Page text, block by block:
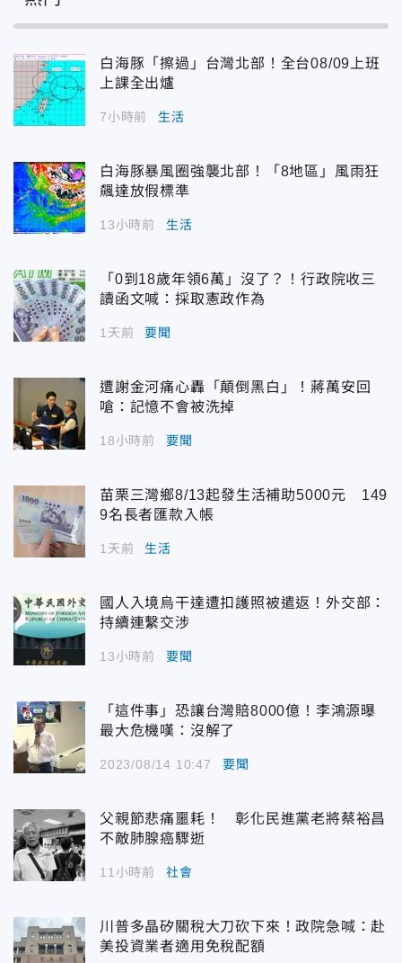
白海豚「擦過」台灣北部！全台08/09上班
上課全出爐
7小時前 生活
白海豚暴風圈強襲北部！「8地區」風雨狂
飆達放假標準
13小時前 生活
「0到18歲年領6萬」沒了？！行政院收三
讀函文喊：採取憲政作為
1天前 要聞
遭謝金河痛心轟「顛倒黑白」！蔣萬安回
嗆：記憶不會被洗掉
18小時前 要聞
苗栗三灣鄉8/13起發生活補助5000元 149
9名長者匯款入帳
1天前 生活
國人入境烏干達遭扣護照被遣返！外交部：
持續連繫交涉
13小時前 要聞
「這件事」恐讓台灣賠8000億！李鴻源曝
最大危機嘆：沒解了
2023/08/14 10:47 要聞
父親節悲痛噩耗！ 彰化民進黨老將蔡裕昌
不敵肺腺癌驟逝
11小時前 社會
川普多晶矽關稅大刀砍下來！政院急喊：赴
美投資業者適用免稅配額